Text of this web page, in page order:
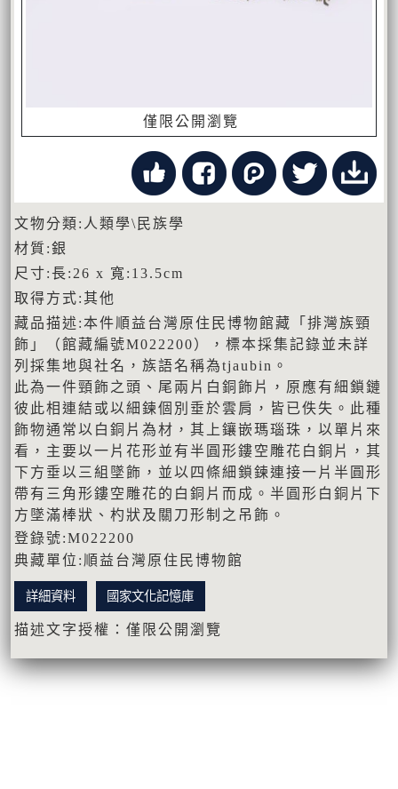
僅限公開瀏覽
文物分類:人類學\民族學
材質:銀
尺寸:長:26 x 寬:13.5cm
取得方式:其他
藏品描述:本件順益台灣原住民博物館藏「排灣族頸
飾」（館藏編號M022200），標本採集記錄並未詳
列採集地與社名，族語名稱為tjaubin。
此為一件頸飾之頭、尾兩片白銅飾片，原應有細鎖鏈
彼此相連結或以細鍊個別垂於雲肩，皆已佚失。此種
飾物通常以白銅片為材，其上鑲嵌瑪瑙珠，以單片來
看，主要以一片花形並有半圓形鏤空雕花白銅片，其
下方垂以三組墜飾，並以四條細鎖鍊連接一片半圓形
帶有三角形鏤空雕花的白銅片而成。半圓形白銅片下
方墜滿棒狀、杓狀及關刀形制之吊飾。
登錄號:M022200
典藏單位:順益台灣原住民博物館
詳細資料 國家文化記憶庫
描述文字授權：僅限公開瀏覽